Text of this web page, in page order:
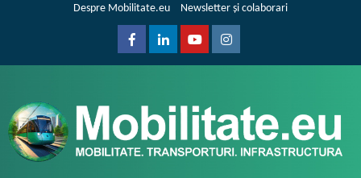
Despre Mobilitate.eu Newsletter și colaborari
FacebookLinkedinYoutubeInstagram